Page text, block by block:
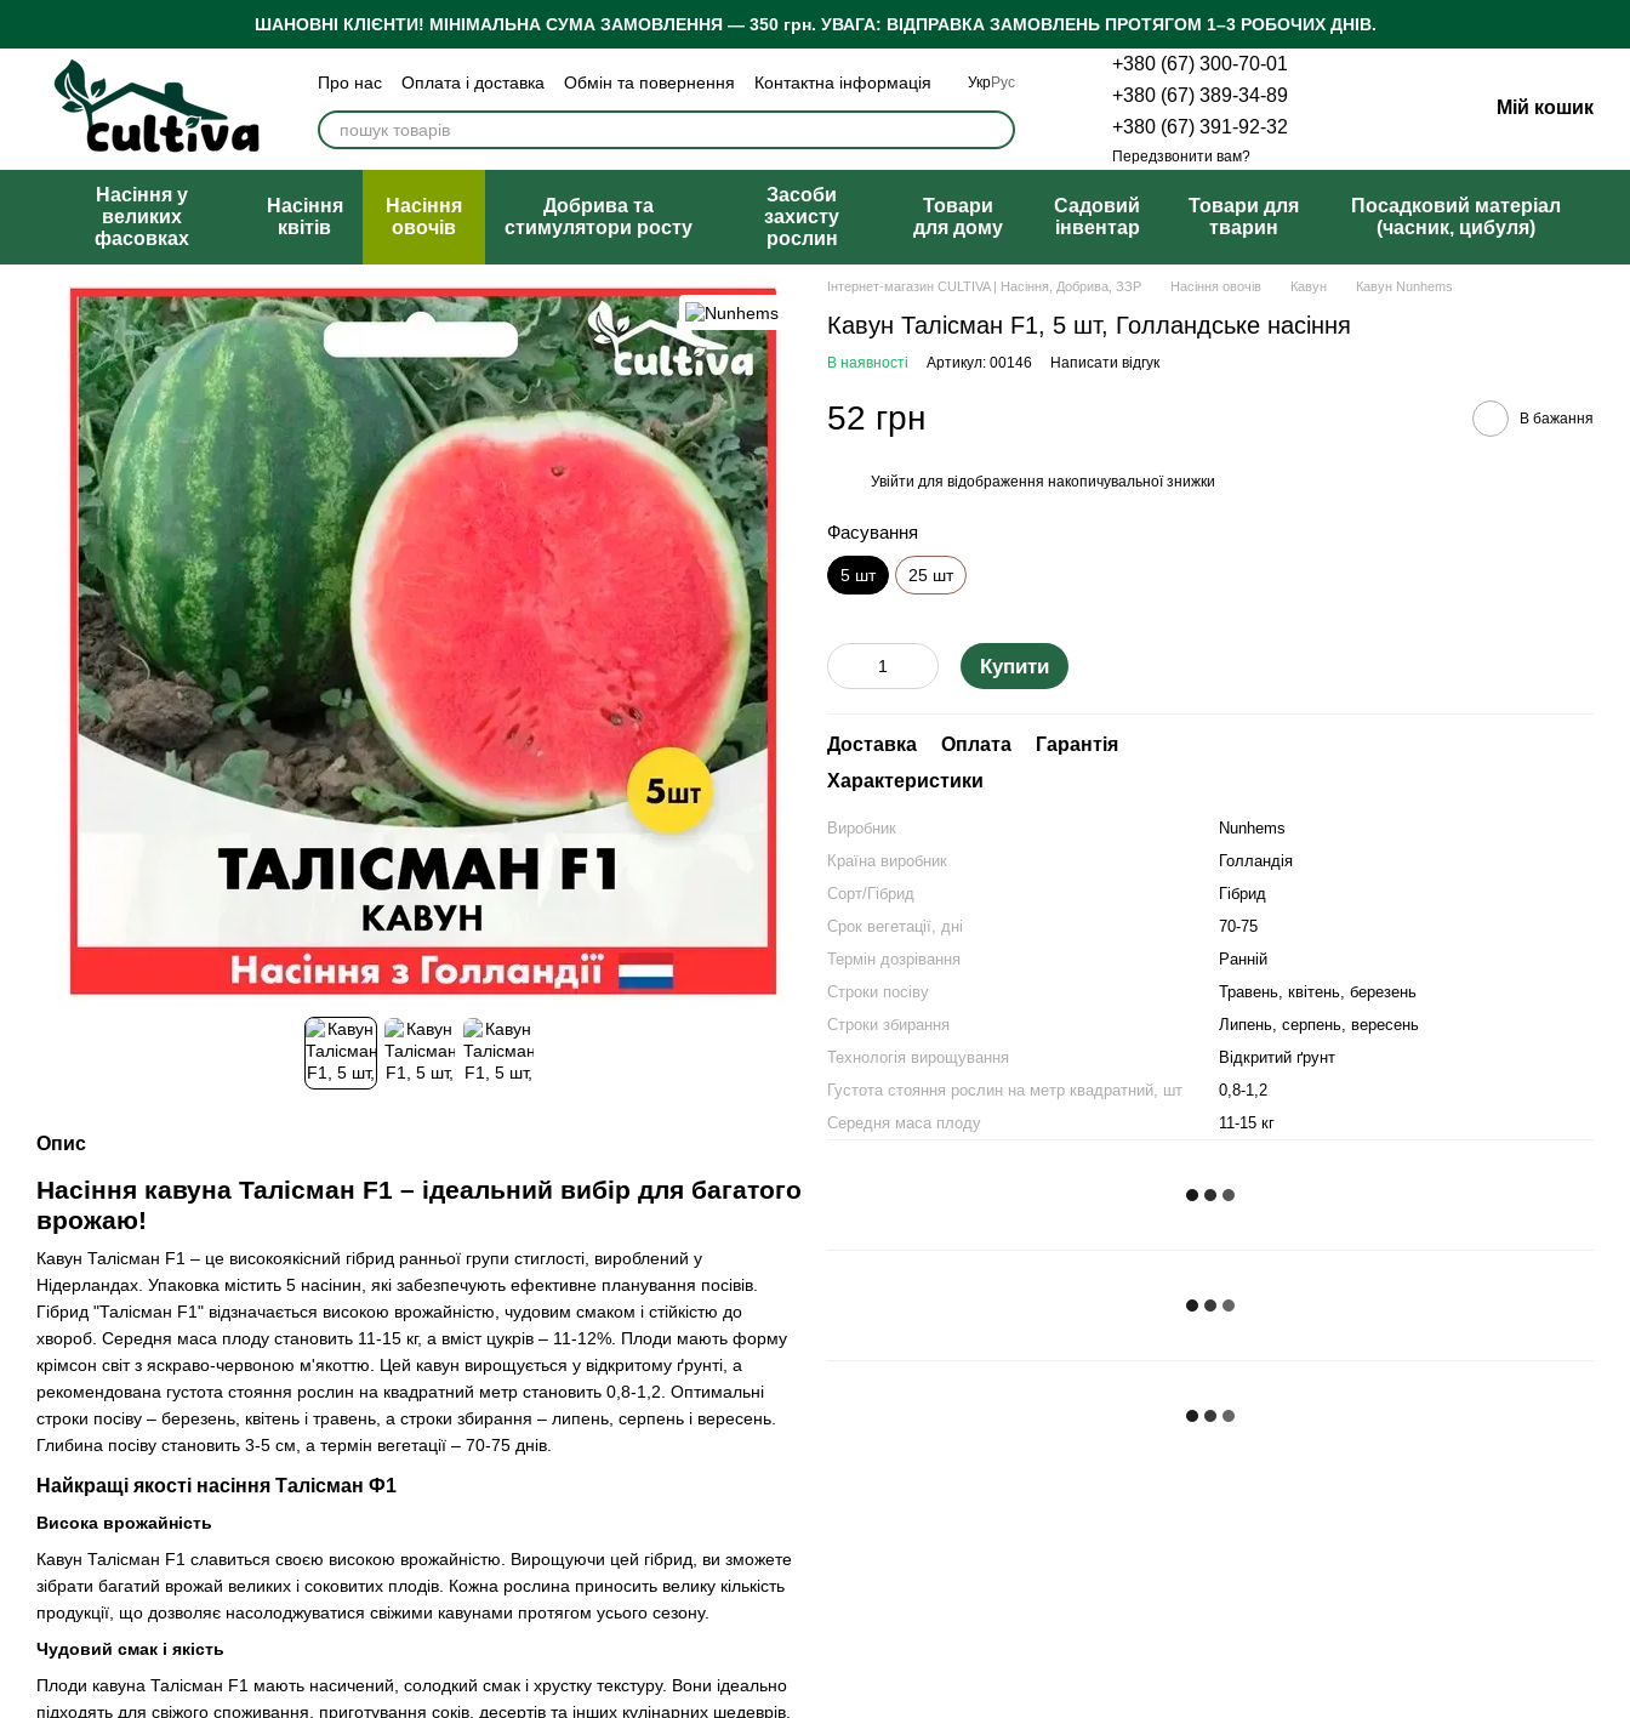
Перейти до основного контентуШАНОВНІ КЛІЄНТИ! МІНІМАЛЬНА СУМА ЗАМОВЛЕННЯ — 350 грн. УВАГА: ВІДПРАВКА ЗАМОВЛЕНЬ ПРОТЯГОМ 1–3 РОБОЧИХ ДНІВ.
Про нас Оплата і доставка Обмін та повернення
Контактна інформація
Бренди
Блог Політика конфіденційності
Відгуки про магазин
Публічна оферта
УкрРус
+380 (67) 300-70-01
+380 (67) 389-34-89
+380 (67) 391-92-32
Передзвонити вам?
Мій кошик
Насіння у
великих
фасовках
Насіння
квітів
Насіння
овочів
Добрива та
стимулятори росту
Засоби
захисту
рослин
Товари
для дому
Садовий
інвентар
Товари для
тварин
Посадковий матеріал
(часник, цибуля)
Опис
Насіння кавуна Талісман F1 – ідеальний вибір для багатого
врожаю!
Кавун Талісман F1 – це високоякісний гібрид ранньої групи стиглості, вироблений у
Нідерландах. Упаковка містить 5 насінин, які забезпечують ефективне планування посівів.
Гібрид "Талісман F1" відзначається високою врожайністю, чудовим смаком і стійкістю до
хвороб. Середня маса плоду становить 11-15 кг, а вміст цукрів – 11-12%. Плоди мають форму
крімсон світ з яскраво-червоною м'якоттю. Цей кавун вирощується у відкритому ґрунті, а
рекомендована густота стояння рослин на квадратний метр становить 0,8-1,2. Оптимальні
строки посіву – березень, квітень і травень, а строки збирання – липень, серпень і вересень.
Глибина посіву становить 3-5 см, а термін вегетації – 70-75 днів.
Найкращі якості насіння Талісман Ф1
Висока врожайність
Кавун Талісман F1 славиться своєю високою врожайністю. Вирощуючи цей гібрид, ви зможете
зібрати багатий врожай великих і соковитих плодів. Кожна рослина приносить велику кількість
продукції, що дозволяє насолоджуватися свіжими кавунами протягом усього сезону.
Чудовий смак і якість
Плоди кавуна Талісман F1 мають насичений, солодкий смак і хрустку текстуру. Вони ідеально
підходять для свіжого споживання, приготування соків, десертів та інших кулінарних шедеврів.
Інтернет-магазин CULTIVA | Насіння, Добрива, ЗЗР Насіння овочів Кавун Кавун Nunhems
Кавун Талісман F1, 5 шт, Голландське насіння
В наявності Артикул: 00146 Написати відгук
52 грн В бажання
Увійти для відображення накопичувальної знижки
Фасування
5 шт 25 шт
Купити
Доставка Оплата
Гарантія
Характеристики
Виробник
Nunhems
Країна виробник
Голландія
Сорт/Гібрид
Гібрид
Срок вегетації, дні
70-75
Термін дозрівання
Ранній
Строки посіву
Травень, квітень, березень
Строки збирання
Липень, серпень, вересень
Технологія вирощування
Відкритий ґрунт
Густота стояння рослин на метр квадратний, шт
0,8-1,2
Середня маса плоду
11-15 кг